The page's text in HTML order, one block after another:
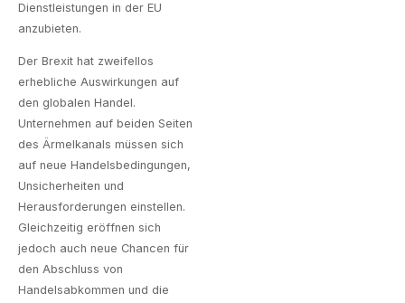
Dienstleistungen in der EU
anzubieten.
Der Brexit hat zweifellos
erhebliche Auswirkungen auf
den globalen Handel.
Unternehmen auf beiden Seiten
des Ärmelkanals müssen sich
auf neue Handelsbedingungen,
Unsicherheiten und
Herausforderungen einstellen.
Gleichzeitig eröffnen sich
jedoch auch neue Chancen für
den Abschluss von
Handelsabkommen und die